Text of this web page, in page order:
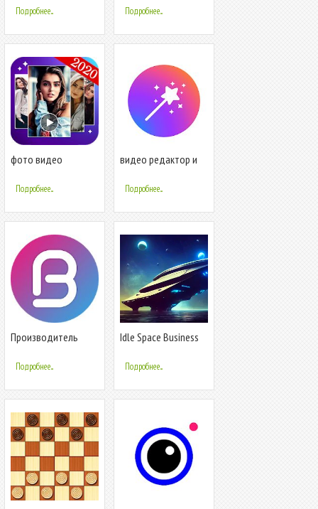
производитель
Подробнее...
производитель
Подробнее...
фото видео
Подробнее...
видео редактор и
производитель
Подробнее...
Производитель
Подробнее...
Idle Space Business
Подробнее...